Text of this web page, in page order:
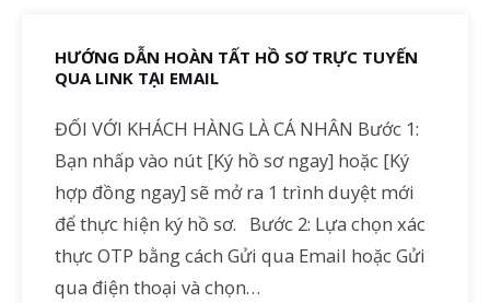
HƯỚNG DẪN HOÀN TẤT HỒ SƠ TRỰC TUYẾN
QUA LINK TẠI EMAIL
ĐỐI VỚI KHÁCH HÀNG LÀ CÁ NHÂN Bước 1:
Bạn nhấp vào nút [Ký hồ sơ ngay] hoặc [Ký
hợp đồng ngay] sẽ mở ra 1 trình duyệt mới
để thực hiện ký hồ sơ. Bước 2: Lựa chọn xác
thực OTP bằng cách Gửi qua Email hoặc Gửi
qua điện thoại và chọn…